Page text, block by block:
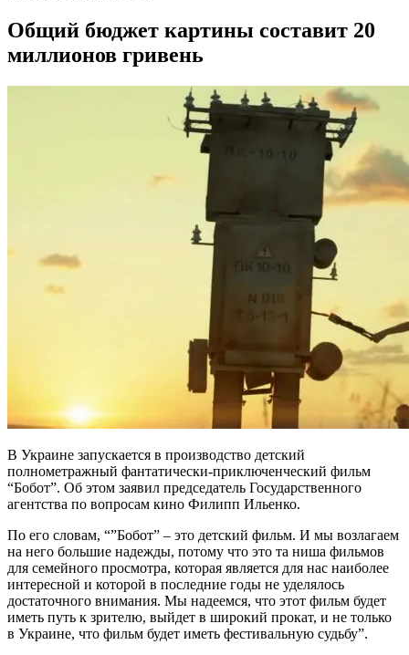
Общий бюджет картины составит 20
миллионов гривень
В Украине запускается в производство детский
полнометражный фантатически-приключенческий фильм
“Бобот”. Об этом заявил председатель Государственного
агентства по вопросам кино Филипп Ильенко.
По его словам, “”Бобот” – это детский фильм. И мы возлагаем
на него большие надежды, потому что это та ниша фильмов
для семейного просмотра, которая является для нас наиболее
интересной и которой в последние годы не уделялось
достаточного внимания. Мы надеемся, что этот фильм будет
иметь путь к зрителю, выйдет в широкий прокат, и не только
в Украине, что фильм будет иметь фестивальную судьбу”.